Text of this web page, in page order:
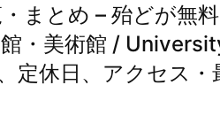
まとめ – 殆どが無
・美術館 /
定休日、アクセス